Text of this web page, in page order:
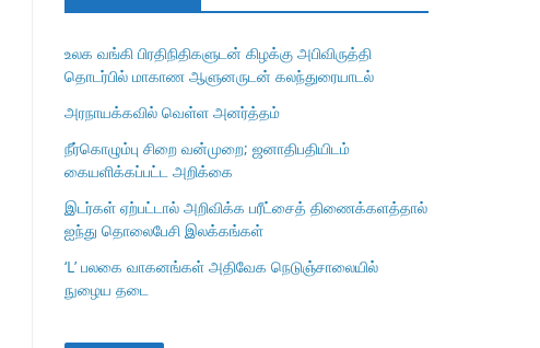
உலக வங்கி பிரதிநிதிகளுடன் கிழக்கு அபிவிருத்தி
தொடர்பில் மாகாண ஆளுனருடன் கலந்துரையாடல்
அரநாயக்கவில் வெள்ள அனர்த்தம்
நீர்கொழும்பு சிறை வன்முறை; ஜனாதிபதியிடம்
கையளிக்கப்பட்ட அறிக்கை
இடர்கள் ஏற்பட்டால் அறிவிக்க பரீட்சைத் திணைக்களத்தால்
ஐந்து தொலைபேசி இலக்கங்கள்
‘L’ பலகை வாகனங்கள் அதிவேக நெடுஞ்சாலையில்
நுழைய தடை